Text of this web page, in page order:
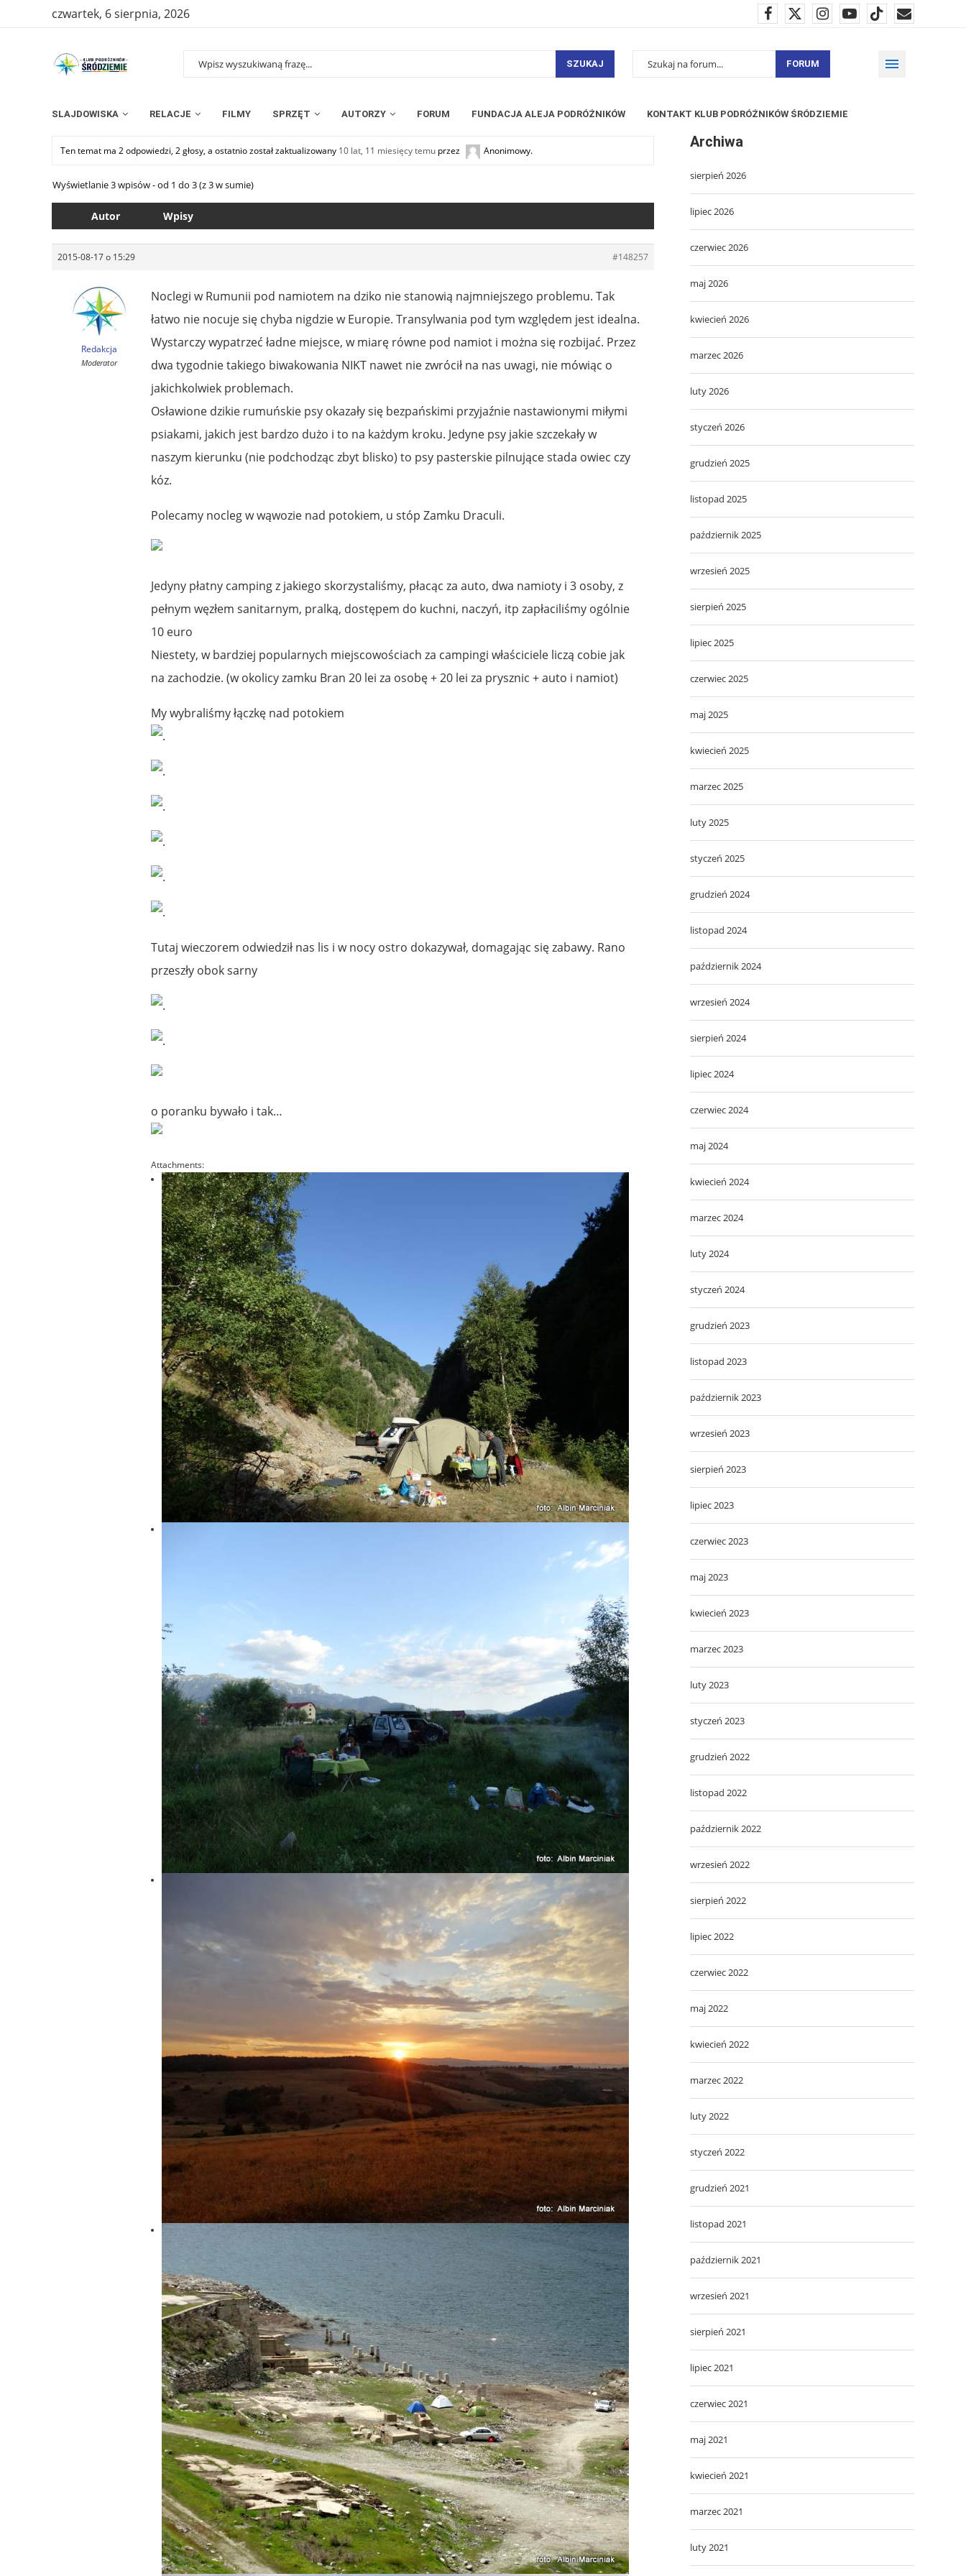
czwartek, 6 sierpnia, 2026
SZUKAJ FORUM
SLAJDOWISKA RELACJE FILMY SPRZĘT AUTORZY FORUM FUNDACJA ALEJA PODRÓŻNIKÓW KONTAKT KLUB PODRÓŻNIKÓW ŚRÓDZIEMIE
Ten temat ma 2 odpowiedzi, 2 głosy, a ostatnio został zaktualizowany 10 lat, 11 miesięcy temu przez Anonimowy.
Wyświetlanie 3 wpisów - od 1 do 3 (z 3 w sumie)
Autor Wpisy
2015-08-17 o 15:29 #148257
Redakcja
Moderator
Noclegi w Rumunii pod namiotem na dziko nie stanowią najmniejszego problemu. Tak
łatwo nie nocuje się chyba nigdzie w Europie. Transylwania pod tym względem jest idealna.
Wystarczy wypatrzeć ładne miejsce, w miarę równe pod namiot i można się rozbijać. Przez
dwa tygodnie takiego biwakowania NIKT nawet nie zwrócił na nas uwagi, nie mówiąc o
jakichkolwiek problemach.
Osławione dzikie rumuńskie psy okazały się bezpańskimi przyjaźnie nastawionymi miłymi
psiakami, jakich jest bardzo dużo i to na każdym kroku. Jedyne psy jakie szczekały w
naszym kierunku (nie podchodząc zbyt blisko) to psy pasterskie pilnujące stada owiec czy
kóz.
Polecamy nocleg w wąwozie nad potokiem, u stóp Zamku Draculi.
Jedyny płatny camping z jakiego skorzystaliśmy, płacąc za auto, dwa namioty i 3 osoby, z
pełnym węzłem sanitarnym, pralką, dostępem do kuchni, naczyń, itp zapłaciliśmy ogólnie
10 euro
Niestety, w bardziej popularnych miejscowościach za campingi właściciele liczą cobie jak
na zachodzie. (w okolicy zamku Bran 20 lei za osobę + 20 lei za prysznic + auto i namiot)
My wybraliśmy łączkę nad potokiem
.
.
.
.
.
.
Tutaj wieczorem odwiedził nas lis i w nocy ostro dokazywał, domagając się zabawy. Rano
przeszły obok sarny
.
.
o poranku bywało i tak…
Attachments:
Archiwa
sierpień 2026
lipiec 2026
czerwiec 2026
maj 2026
kwiecień 2026
marzec 2026
luty 2026
styczeń 2026
grudzień 2025
listopad 2025
październik 2025
wrzesień 2025
sierpień 2025
lipiec 2025
czerwiec 2025
maj 2025
kwiecień 2025
marzec 2025
luty 2025
styczeń 2025
grudzień 2024
listopad 2024
październik 2024
wrzesień 2024
sierpień 2024
lipiec 2024
czerwiec 2024
maj 2024
kwiecień 2024
marzec 2024
luty 2024
styczeń 2024
grudzień 2023
listopad 2023
październik 2023
wrzesień 2023
sierpień 2023
lipiec 2023
czerwiec 2023
maj 2023
kwiecień 2023
marzec 2023
luty 2023
styczeń 2023
grudzień 2022
listopad 2022
październik 2022
wrzesień 2022
sierpień 2022
lipiec 2022
czerwiec 2022
maj 2022
kwiecień 2022
marzec 2022
luty 2022
styczeń 2022
grudzień 2021
listopad 2021
październik 2021
wrzesień 2021
sierpień 2021
lipiec 2021
czerwiec 2021
maj 2021
kwiecień 2021
marzec 2021
luty 2021